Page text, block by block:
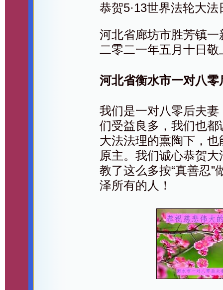
恭贺5·13世界法轮大法
河北省廊坊市胜芳镇
二零二一年五月十日敬
河北省衡水市一对八
我们是一对八零后夫
们受益良多，我们也
大法法理的熏陶下，
原主。我们诚心恭贺
教了这么多按“真善忍
泽所有的人！